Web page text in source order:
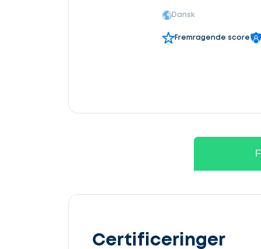
Dansk
Fremragende score
Certificeringer